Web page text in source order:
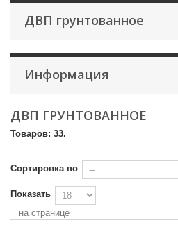
ДВП грунтованное
Информация
ДВП ГРУНТОВАННОЕ
Товаров: 33.
Сортировка по
Показать
на странице